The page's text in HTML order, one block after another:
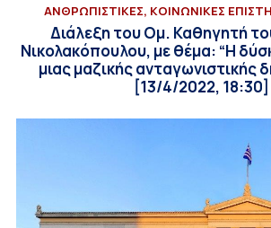
ΑΝΘΡΩΠΙΣΤΙΚΕΣ, ΚΟΙΝΩΝΙΚΕΣ
Διάλεξη του Ομ. Καθηγητή
Νικολακόπουλου, με θέμα: “Η
μιας μαζικής ανταγωνιστικής
[13/4/2022, 18:30]